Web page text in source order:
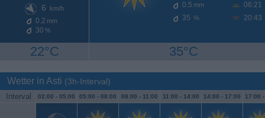
6 km/h
0.2 mm
30 %
22°C
0.5 mm
35 %
06:21
20:43
35°C
Wetter in Asti (3h-Interval)
Interval 02:00 - 05:00 05:00 - 08:00 08:00 - 11:00 11:00 - 14:00 14:00 - 17:00 17:00